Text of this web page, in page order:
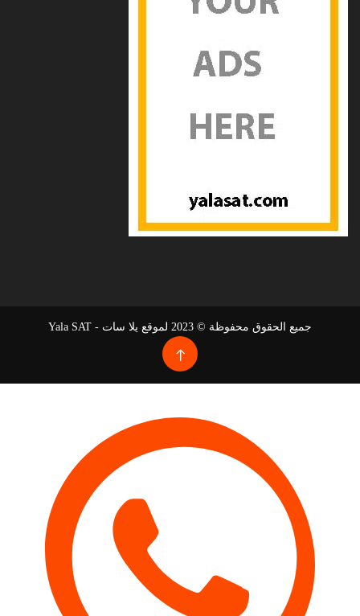
جميع الحقوق محفوظة © 2023 لموقع يلا سات - Yala SAT